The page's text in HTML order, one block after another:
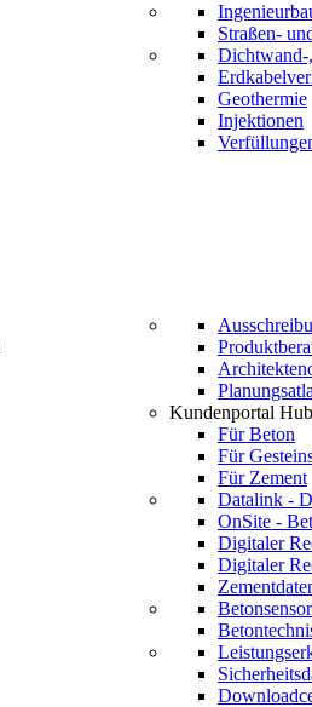
Straßen-
Dichtwand-
Geothermie
Injektionen
Kundenportal Hub
Für Beton
Für
Für Zement
Datalink -
OnSite -
Digitaler
Digitaler